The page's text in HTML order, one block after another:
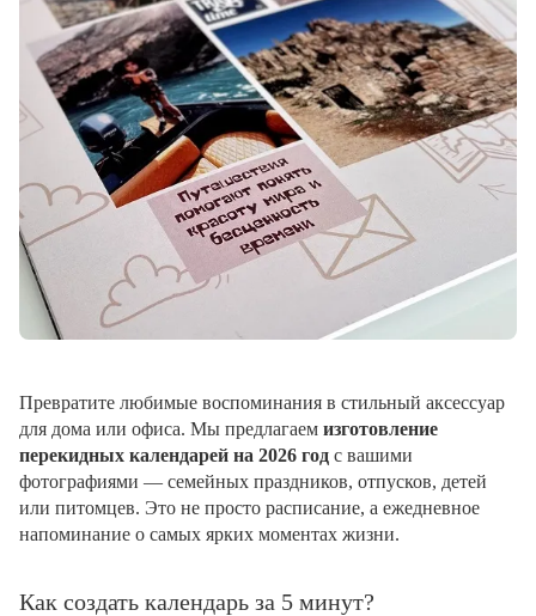
Превратите любимые воспоминания в стильный аксессуар
для дома или офиса. Мы предлагаем изготовление
перекидных календарей на 2026 год с вашими
фотографиями — семейных праздников, отпусков, детей
или питомцев. Это не просто расписание, а ежедневное
напоминание о самых ярких моментах жизни.
Как создать календарь за 5 минут?